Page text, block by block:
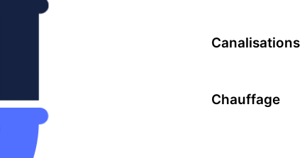
Canalisations
Chauffage